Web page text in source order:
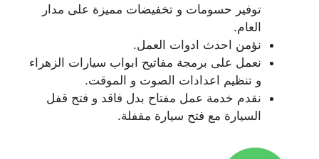
توفير حسومات و تخفيضات مميزة على مدار
العام.
نؤمن احدث ادوات العمل.
نعمل على برمجة مفاتيح ابواب سيارات الزهراء
و تنظيم اعدادات الصوت و الموقت.
نقدم خدمة عمل مفتاح بدل فاقد و فتح قفل
السيارة مع فتح سيارة مقفلة.